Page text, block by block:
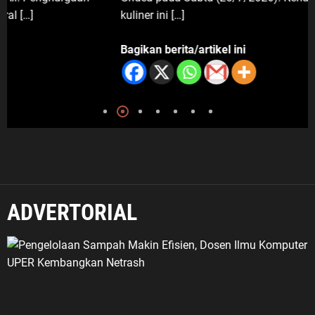
2 Depok: Waspadai Jebakan Kerja
Luar Negeri, Poltekim Jadi Jalan
6 Agustus 2026
kuliner ini […]
Bagikan berita/artikel ini
ADVERTORIAL